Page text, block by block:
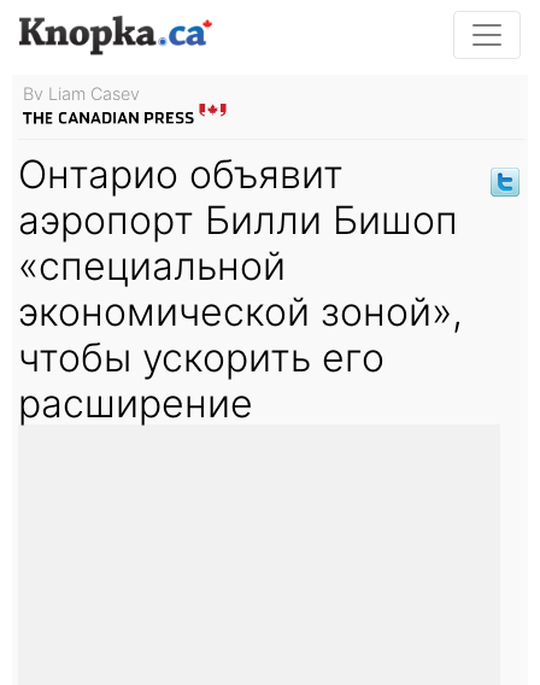
By Liam Casey
Онтарио объявит
аэропорт Билли Бишоп
«специальной
экономической зоной»,
чтобы ускорить его
расширение